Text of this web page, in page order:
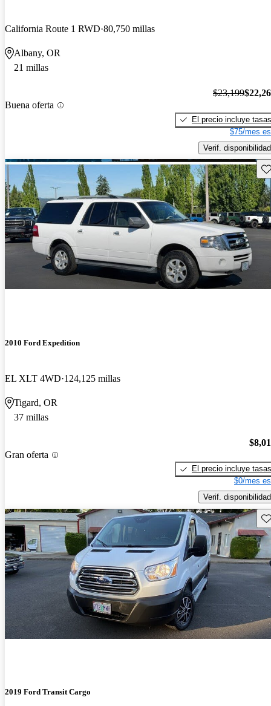
California Route 1 RWD 80,750 millas
Albany, OR
21 millas
Buena oferta
$23,199
El precio incluye tasas
$75/mes
Verif. disponibilidad
2010 Ford Expedition
EL XLT 4WD 124,125 millas
Tigard, OR
37 millas
Gran oferta
El precio incluye tasas
$0/mes
Verif. disponibilidad
2019 Ford Transit Cargo